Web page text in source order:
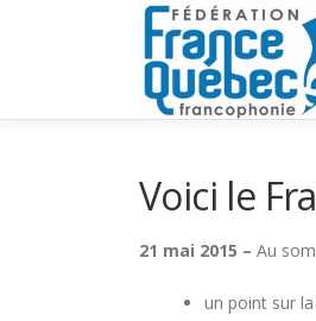
Voici le
21 mai 2015 – Au
un point sur la